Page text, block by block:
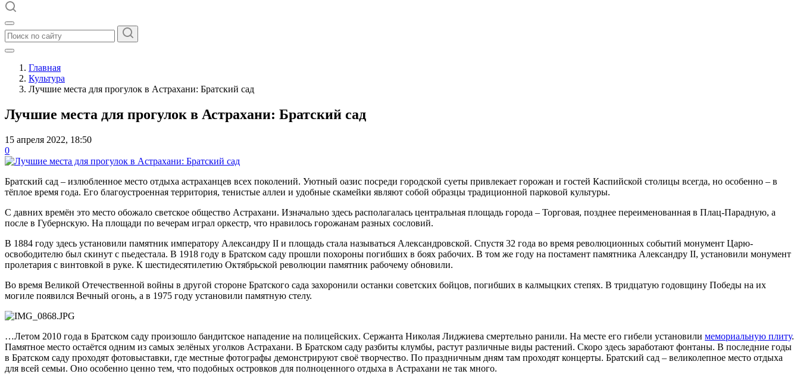
Главная
Культура
Лучшие места для прогулок в Астрахани: Братский сад
Лучшие места для прогулок в Астрахани: Братский сад
15 апреля 2022, 18:50
0
Братский сад – излюбленное место отдыха астраханцев всех поколений. Уютный оазис посреди городской суеты привлекает горожан и гостей Каспийской столицы всегда, но особенно – в
тёплое время года. Его благоустроенная территория, тенистые аллеи и удобные скамейки являют собой образцы традиционной парковой культуры.
С давних времён это место обожало светское общество Астрахани. Изначально здесь располагалась центральная площадь города – Торговая, позднее переименованная в Плац-Парадную, а
после в Губернскую. На площади по вечерам играл оркестр, что нравилось горожанам разных сословий.
В 1884 году здесь установили памятник императору Александру II и площадь стала называться Александровской. Спустя 32 года во время революционных событий монумент Царю-
освободителю был скинут с пьедестала. В 1918 году в Братском саду прошли похороны погибших в боях рабочих. В том же году на постамент памятника Александру II, установили монумент
пролетария с винтовкой в руке. К шестидесятилетию Октябрьской революции памятник рабочему обновили.
Во время Великой Отечественной войны в другой стороне Братского сада захоронили останки советских бойцов, погибших в калмыцких степях. В тридцатую годовщину Победы на их
могиле появился Вечный огонь, а в 1975 году установили памятную стелу.
…Летом 2010 года в Братском саду произошло бандитское нападение на полицейских. Сержанта Николая Лиджиева смертельно ранили. На месте его гибели установили мемориальную плиту.
Памятное место остаётся одним из самых зелёных уголков Астрахани. В Братском саду разбиты клумбы, растут различные виды растений. Скоро здесь заработают фонтаны. В последние годы
в Братском саду проходят фотовыставки, где местные фотографы демонстрируют своё творчество. По праздничным дням там проходят концерты. Братский сад – великолепное место отдыха
для всей семьи. Оно особенно ценно тем, что подобных островков для полноценного отдыха в Астрахани не так много.